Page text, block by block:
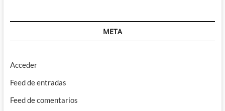
META
Acceder
Feed de entradas
Feed de comentarios